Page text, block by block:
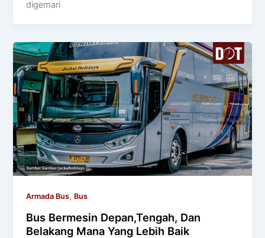
digemari
Armada Bus, Bus
Bus Bermesin Depan,Tengah, Dan
Belakang Mana Yang Lebih Baik